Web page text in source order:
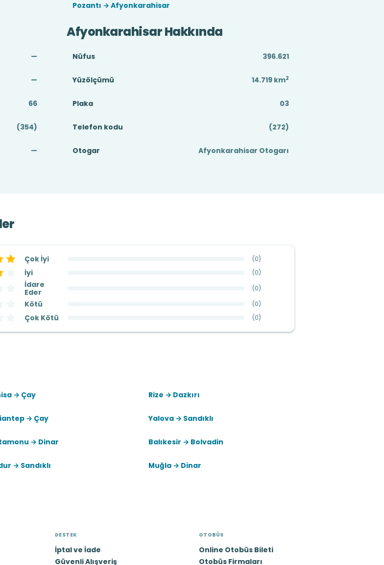
Pozantı → Afyonkarahisar
—
—
66
(354)
—
Afyonkarahisar Hakkında
Nüfus 396.621
Yüzölçümü 14.719 km2
Plaka 03
Telefon kodu (272)
Otogar Afyonkarahisar Otogarı
Çok İyi (0)
İyi (0)
İdare
Eder
(0)
Kötü (0)
Çok Kötü (0)
→ Çay Rize → Dazkırı
→ Çay Yalova → Sandıklı
→ Dinar Balıkesir → Bolvadin
→ Sandıklı Muğla → Dinar
DESTEK
İptal ve İade
Güvenli Alışveriş
OTOBÜS
Online Otobüs Bileti
Otobüs Firmaları